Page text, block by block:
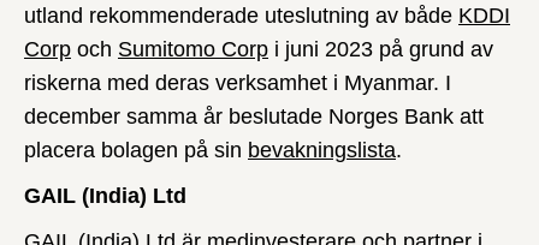
utland rekommenderade uteslutning av både KDDI
Corp och Sumitomo Corp i juni 2023 på grund av
riskerna med deras verksamhet i Myanmar. I
december samma år beslutade Norges Bank att
placera bolagen på sin bevakningslista.
GAIL (India) Ltd